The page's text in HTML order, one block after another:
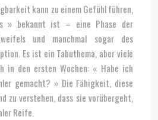
kann zu einem Gefühl führen,
» bekannt ist – eine Phase der
und manchmal sogar des
Es ist ein Tabuthema, aber viele
in den ersten Wochen: « Habe ich
gemacht? » Die Fähigkeit, diese
zu verstehen, dass sie vorübergeht,
Reife.